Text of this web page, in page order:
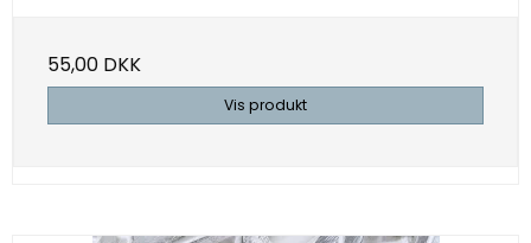
55,00 DKK
Vis produkt